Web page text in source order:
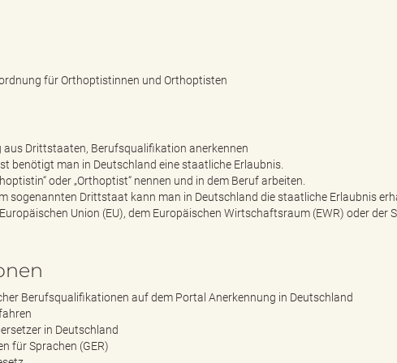
für Orthoptistinnen und Orthoptisten
Drittstaaten, Berufsqualifikation anerkennen
benötigt man in Deutschland eine staatliche Erlaubnis.
oder „Orthoptist“ nennen und in dem Beruf arbeiten.
sogenannten Drittstaat kann man in Deutschland die staatliche Erlaubnis
Union (EU), dem Europäischen Wirtschaftsraum (EWR) oder der
Berufsqualifikationen auf dem Portal Anerkennung in Deutschland
in Deutschland
für Sprachen (GER)